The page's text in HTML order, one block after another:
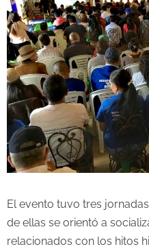
El evento tuvo tres
de ellas se orientó a
relacionados con los hitos